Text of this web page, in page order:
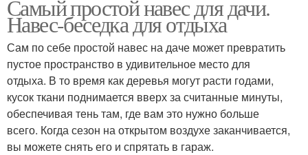
Самый простой навес для дачи.
Навес-беседка для отдыха
Сам по себе простой навес на даче может превратить
пустое пространство в удивительное место для
отдыха. В то время как деревья могут расти годами,
кусок ткани поднимается вверх за считанные минуты,
обеспечивая тень там, где вам это нужно больше
всего. Когда сезон на открытом воздухе заканчивается,
вы можете снять его и спрятать в гараж.